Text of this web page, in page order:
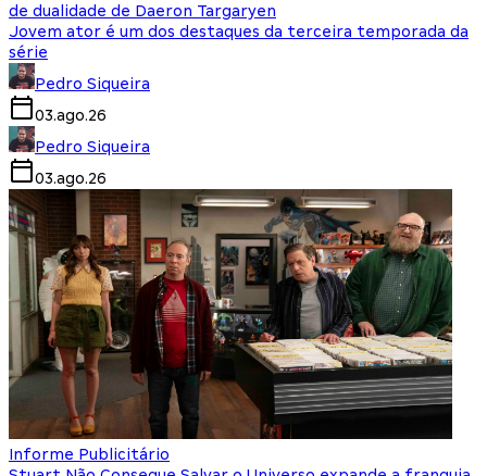
de dualidade de Daeron Targaryen
Jovem ator é um dos destaques da terceira temporada da
série
Pedro Siqueira
03.ago.26
Pedro Siqueira
03.ago.26
Informe Publicitário